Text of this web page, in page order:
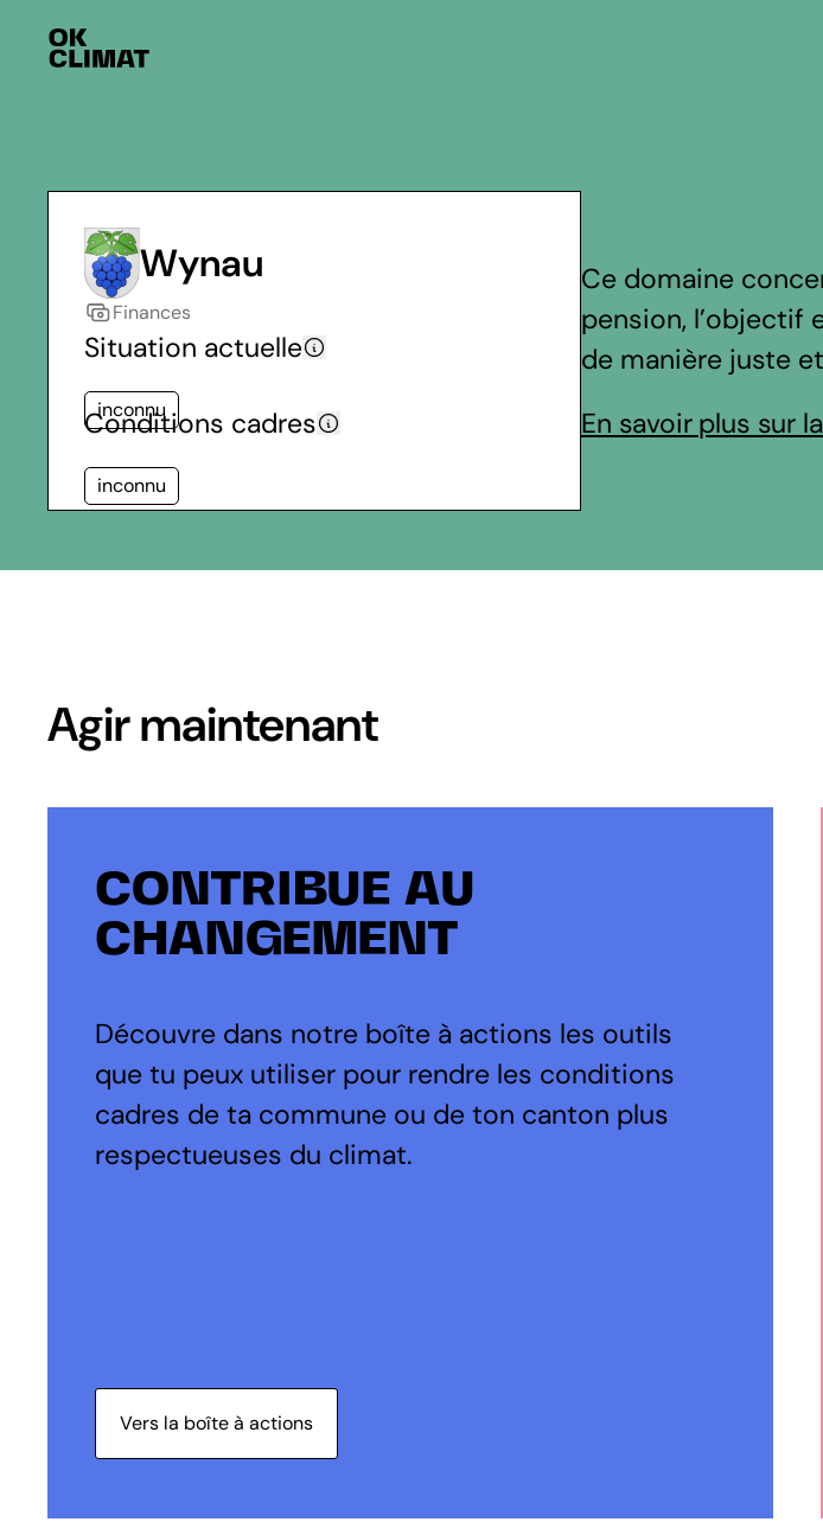
Wynau
Finances
Situation actuelle
inconnu
Conditions cadres
inconnu
Ce domaine
pension, l’objectif
de manière juste
En savoir plus sur
Agir maintenant
CONTRIBUE AU
CHANGEMENT
Découvre dans notre boîte à actions les outils
que tu peux utiliser pour rendre les conditions
cadres de ta commune ou de ton canton plus
respectueuses du climat.
Vers la boîte à actions